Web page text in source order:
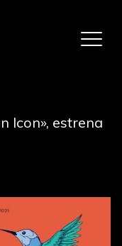
Icon», estrena